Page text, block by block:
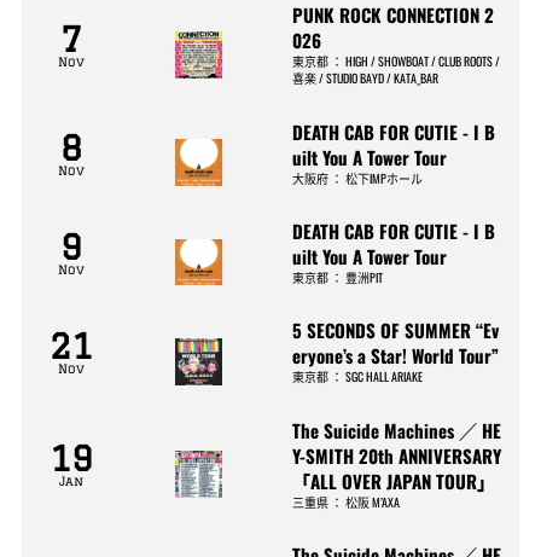
7
Nov
PUNK ROCK CONNECTION 2
026
東京都 ：HIGH / SHOWBOAT / CLUB ROOTS /
喜楽 / STUDIO BAYD / KATA_BAR
8
Nov
DEATH CAB FOR CUTIE - I B
uilt You A Tower Tour
大阪府 ：松下IMPホール
9
Nov
DEATH CAB FOR CUTIE - I B
uilt You A Tower Tour
東京都 ：豊洲PIT
21
Nov
5 SECONDS OF SUMMER “Ev
eryone’s a Star! World Tour”
東京都 ：SGC HALL ARIAKE
19
Jan
The Suicide Machines ／ HE
Y-SMITH 20th ANNIVERSARY
「ALL OVER JAPAN TOUR」
三重県 ：松阪 M’AXA